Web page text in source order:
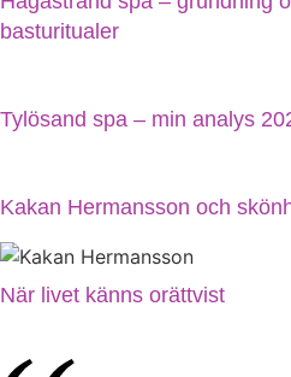
basturitualer
Tylösand spa – min analys
Kakan Hermansson och
När livet känns orättvist